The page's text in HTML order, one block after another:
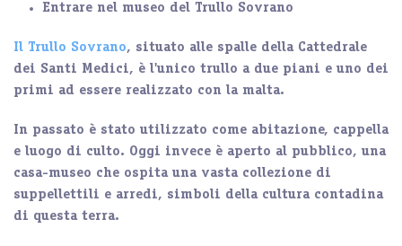
Entrare nel museo del Trullo Sovrano
Il Trullo Sovrano, situato alle spalle della Cattedrale
dei Santi Medici, è l'unico trullo a due piani e uno dei
primi ad essere realizzato con la malta.
In passato è stato utilizzato come abitazione, cappella
e luogo di culto. Oggi invece è aperto al pubblico, una
casa-museo che ospita una vasta collezione di
suppellettili e arredi, simboli dellacultura contadina
di questa terra.